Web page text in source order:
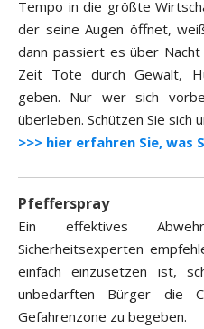
Tempo in die größte
der seine Augen öffnet,
dann passiert es über
Zeit Tote durch Gewalt,
geben. Nur wer sich
überleben. Schützen Sie sich
>>> hier erfahren Sie, was
Pfefferspray
Ein effektives
Sicherheitsexperten
einfach einzusetzen ist,
unbedarften Bürger die
Gefahrenzone zu begeben.